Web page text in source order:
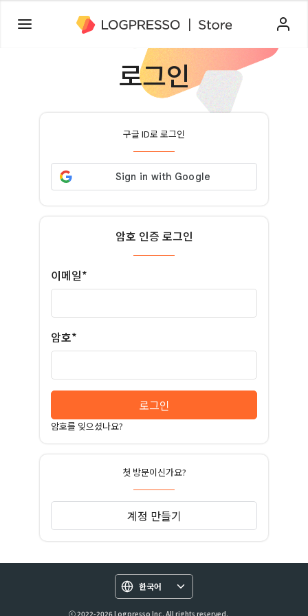
로그인
구글 ID로 로그인
암호 인증 로그인
이메일*
암호*
로그인
암호를 잊으셨나요?
첫 방문이신가요?
계정 만들기
한국어
ⓒ 2022-2026 Logpresso Inc. All rights reserved.